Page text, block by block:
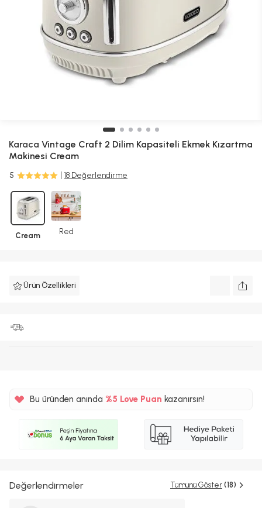
Karaca Vintage Craft 2 Dilim Kapasiteli Ekmek Kızartma
Makinesi Cream
5 18 Değerlendirme
Cream Red
Ürün Özellikleri
Bu üründen anında %5
%5
Love Puan kazanırsın!
Değerlendirmeler Tümünü Göster (18)